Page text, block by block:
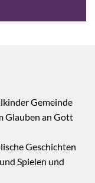
Gemeinde
Glauben an Gott
Geschichten
Spielen und